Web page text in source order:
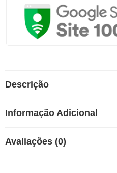
Descrição
Informação Adicional
Avaliações (0)